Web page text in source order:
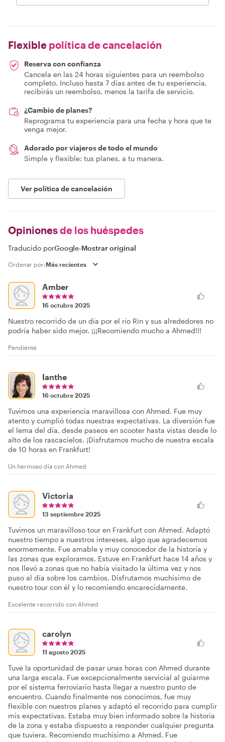
Flexible política de cancelación
Reserva con confianza
Cancela en las 24 horas siguientes para un reembolso
completo. Incluso hasta 7 días antes de tu experiencia,
recibirás un reembolso, menos la tarifa de servicio.
¿Cambio de planes?
Reprograma tu experiencia para una fecha y hora que te
venga mejor.
Adorado por viajeros de todo el mundo
Simple y flexible: tus planes, a tu manera.
Ver política de cancelación
Opinionesde los huéspedes
Traducido porGoogle-Mostrar original
Ordenar por:
Amber
16 octubre 2025
Nuestro recorrido de un día por el río Rin y sus alrededores no
podría haber sido mejor. ¡¡¡Recomiendo mucho a Ahmed!!!
Pendiente
Ianthe
16 octubre 2025
Tuvimos una experiencia maravillosa con Ahmed. Fue muy
atento y cumplió todas nuestras expectativas. La diversión fue
el lema del día, desde paseos en scooter hasta vistas desde lo
alto de los rascacielos. ¡Disfrutamos mucho de nuestra escala
de 10 horas en Frankfurt!
Un hermoso día con Ahmed
Victoria
13 septiembre 2025
Tuvimos un maravilloso tour en Frankfurt con Ahmed. Adaptó
nuestro tiempo a nuestros intereses, algo que agradecemos
enormemente. Fue amable y muy conocedor de la historia y
las zonas que exploramos. Estuve en Frankfurt hace 14 años y
nos llevó a zonas que no había visitado la última vez y nos
puso al día sobre los cambios. Disfrutamos muchísimo de
nuestro tour con él y lo recomiendo encarecidamente.
Excelente recorrido con Ahmed
carolyn
11 agosto 2025
Tuve la oportunidad de pasar unas horas con Ahmed durante
una larga escala. Fue excepcionalmente servicial al guiarme
por el sistema ferroviario hasta llegar a nuestro punto de
encuentro. Cuando finalmente nos conocimos, fue muy
flexible con nuestros planes y adaptó el recorrido para cumplir
mis expectativas. Estaba muy bien informado sobre la historia
de la zona y estaba dispuesto a responder cualquier pregunta
que tuviera. Recomiendo muchísimo a Ahmed. Fue